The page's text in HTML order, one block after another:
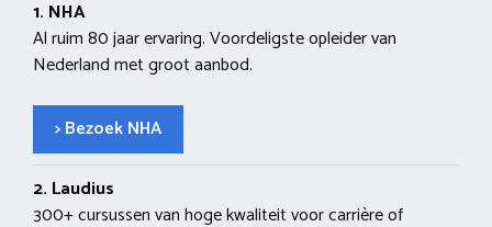
1. NHA
Al ruim 80 jaar ervaring. Voordeligste opleider van
Nederland met groot aanbod.
> Bezoek NHA
2. Laudius
300+ cursussen van hoge kwaliteit voor carrière of